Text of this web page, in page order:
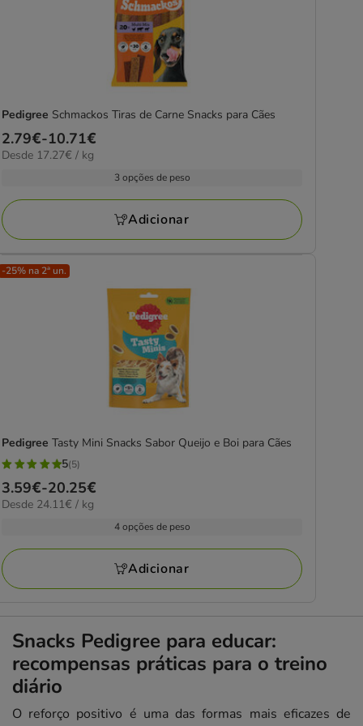
Pedigree Schmackos Tiras de Carne Snacks para Cães
Preço
de
10.71€
2.79€-10.71€
17.27€
Desde 17.27€ / kg
3 opções de peso
Adicionar
-25% na 2ª un.
Pedigree Tasty Mini Snacks Sabor Queijo e Boi para Cães
5
estrelas
com
avaliações
5(5)
Preço
de
20.25€
3.59€-20.25€
24.11€
Desde 24.11€ / kg
4 opções de peso
Adicionar
Snacks Pedigree para educar:
recompensas práticas para o treino
diário
O reforço positivo é uma das formas mais eficazes de